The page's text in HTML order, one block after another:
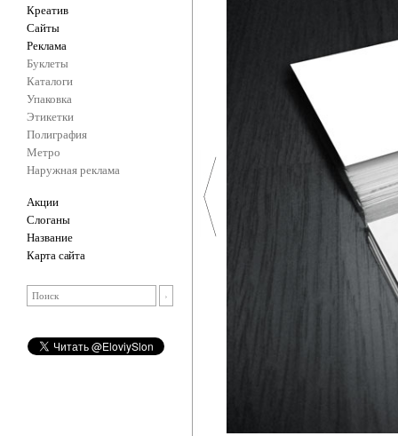
Креатив
Сайты
Реклама
Буклеты
Каталоги
Упаковка
Этикетки
Полиграфия
Метро
Наружная реклама
Акции
Слоганы
Название
Карта сайта